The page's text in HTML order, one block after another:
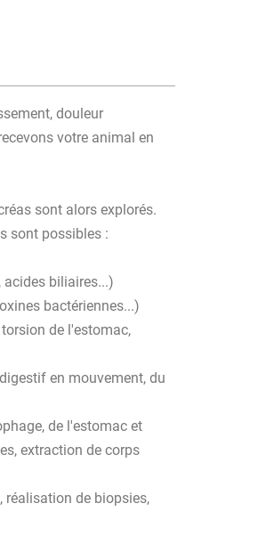
douleur
votre animal en
sont alors explorés.
sont possibles :
acides biliaires...)
bactériennes...)
de l'estomac,
en mouvement, du
de l'estomac et
extraction de corps
de biopsies,